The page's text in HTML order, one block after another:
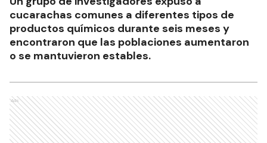
cucarachas comunes a diferentes tipos de
productos químicos durante seis meses y
encontraron que las poblaciones aumentaron
o se mantuvieron estables.
Ads